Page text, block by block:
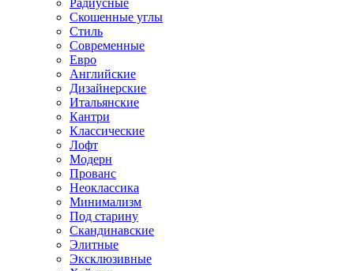
Радиусные
Скошенные углы
Стиль
Современные
Евро
Английские
Дизайнерские
Итальянские
Кантри
Классические
Лофт
Модерн
Прованс
Неоклассика
Минимализм
Под старину
Скандинавские
Элитные
Эксклюзивные